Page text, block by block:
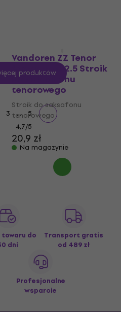
Vandoren ZZ Tenor
Saxophone 2.5 Stroik
do saksafonu
tenorowego
Stroik do saksafonu
tenorowego
4,7/5
20,9 zł
Na magazynie
produktów
3 ... 5
do
dni
Transport gratis
od 489 zł
Profesjonalne
wsparcie